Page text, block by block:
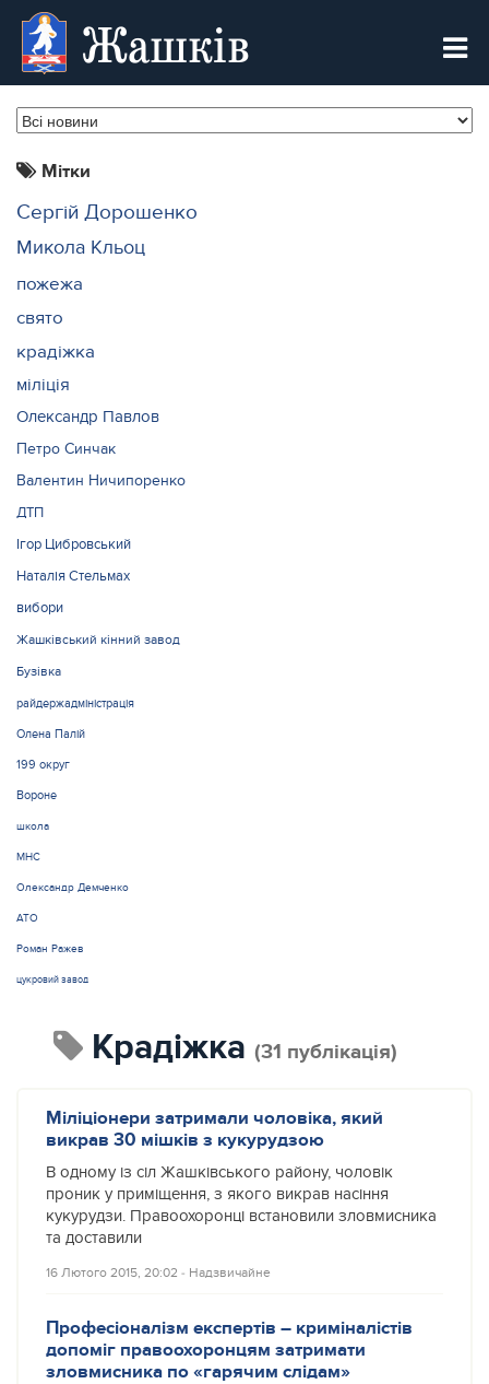
Жашків
Мітки
Сергій Дорошенко
Микола Кльоц
пожежа
свято
крадіжка
міліція
Олександр Павлов
Петро Синчак
Валентин Ничипоренко
ДТП
Ігор Цибровський
Наталія Стельмах
вибори
Жашківський кінний завод
Бузівка
райдержадміністрація
Олена Палій
199 округ
Вороне
школа
МНС
Олександр Демченко
АТО
Роман Ражев
цукровий завод
крадіжка (31 публікація)
Міліціонери затримали чоловіка, який
викрав 30 мішків з кукурудзою
В одному із сіл Жашківського району, чоловік
проник у приміщення, з якого викрав насіння
кукурудзи. Правоохоронці встановили зловмисника
та доставили
16 Лютого 2015, 20:02 ‐ Надзвичайне
Професіоналізм експертів – криміналістів
допоміг правоохоронцям затримати
зловмисника по «гарячим слідам»